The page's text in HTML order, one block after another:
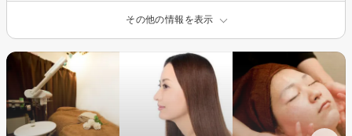
その他の情報を表示